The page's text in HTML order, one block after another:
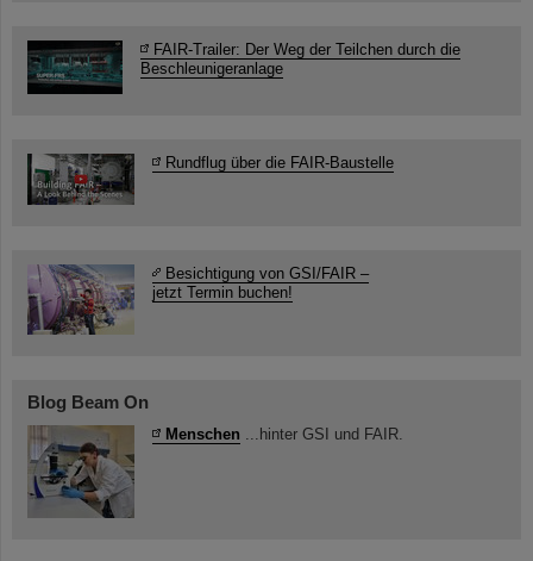
FAIR-Trailer: Der Weg der Teilchen durch die
Beschleunigeranlage
Rundflug über die FAIR-Baustelle
Besichtigung von GSI/FAIR –
jetzt Termin buchen!
Blog Beam On
Menschen ...hinter GSI und FAIR.